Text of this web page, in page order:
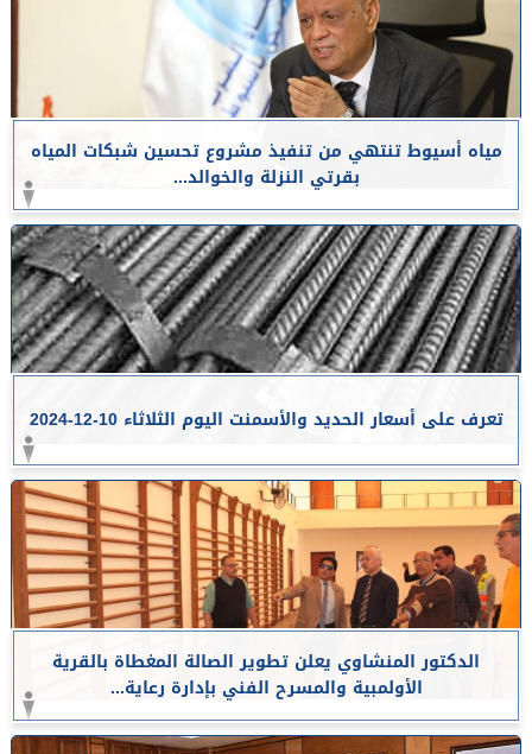
مياه أسيوط تنتهي من تنفيذ مشروع تحسين شبكات المياه
بقرتي النزلة والخوالد...
تعرف على أسعار الحديد والأسمنت اليوم الثلاثاء 10-12-2024
الدكتور المنشاوي يعلن تطوير الصالة المغطاة بالقرية
الأولمبية والمسرح الفني بإدارة رعاية...